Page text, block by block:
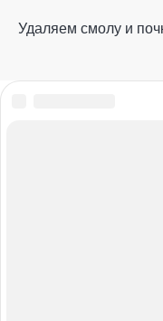
Удаляем смолу и